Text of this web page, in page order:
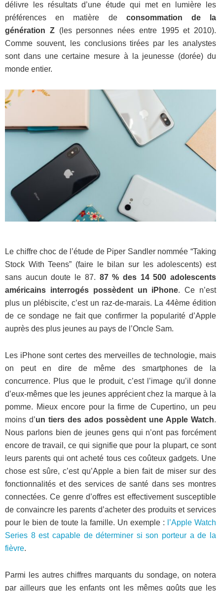
délivre les résultats d’une étude qui met en lumière les
préférences en matière de consommation de la
génération Z(les personnes nées entre 1995 et 2010).
Comme souvent, les conclusions tirées par les analystes
sont dans une certaine mesure à la jeunesse (dorée) du
monde entier.
Le chiffre choc de l’étude de Piper Sandler nommée “Taking
Stock With Teens” (faire le bilan sur les adolescents) est
sans aucun doute le 87. 87 % des 14 500 adolescents
américains interrogés possèdent un iPhone. Ce n’est
plus un plébiscite, c’est un raz-de-marais. La 44ème édition
de ce sondage ne fait que confirmer la popularité d’Apple
auprès des plus jeunes au pays de l’Oncle Sam.
Les iPhone sont certes des merveilles de technologie, mais
on peut en dire de même des smartphones de la
concurrence. Plus que le produit, c’est l’image qu’il donne
d’eux-mêmes que les jeunes apprécient chez la marque à la
pomme. Mieux encore pour la firme de Cupertino, un peu
moins d’un tiers des ados possèdent une Apple Watch.
Nous parlons bien de jeunes gens qui n’ont pas forcément
encore de travail, ce qui signifie que pour la plupart, ce sont
leurs parents qui ont acheté tous ces coûteux gadgets. Une
chose est sûre, c’est qu’Apple a bien fait de miser sur des
fonctionnalités et des services de santé dans ses montres
connectées. Ce genre d’offres est effectivement susceptible
de convaincre les parents d’acheter des produits et services
pour le bien de toute la famille. Un exemple :
l’Apple Watch
Series 8 est capable de déterminer si son porteur a de la
fièvre.
Parmi les autres chiffres marquants du sondage, on notera
par ailleurs que les enfants ont les mêmes goûts que les